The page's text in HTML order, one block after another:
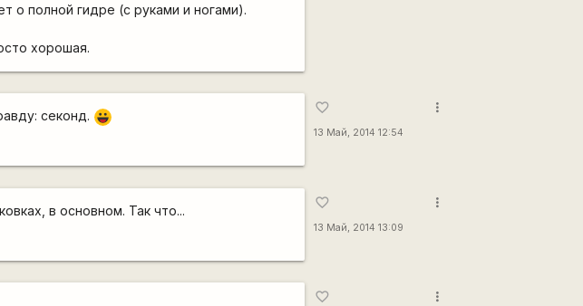
о полной гидре (с руками и ногами).
хорошая.
секонд. |-))
favorite_border
13 Май, 2014 12:54
more_vert
в основном. Так что...
favorite_border
13 Май, 2014 13:09
more_vert
favorite_border more_vert